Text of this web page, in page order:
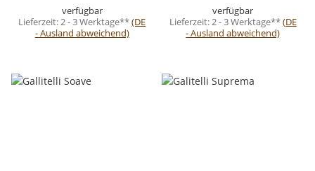
verfügbar
Lieferzeit:2 - 3 Werktage**(DE
- Ausland abweichend)
verfügbar
Lieferzeit:2 - 3 Werktage**(DE
- Ausland abweichend)